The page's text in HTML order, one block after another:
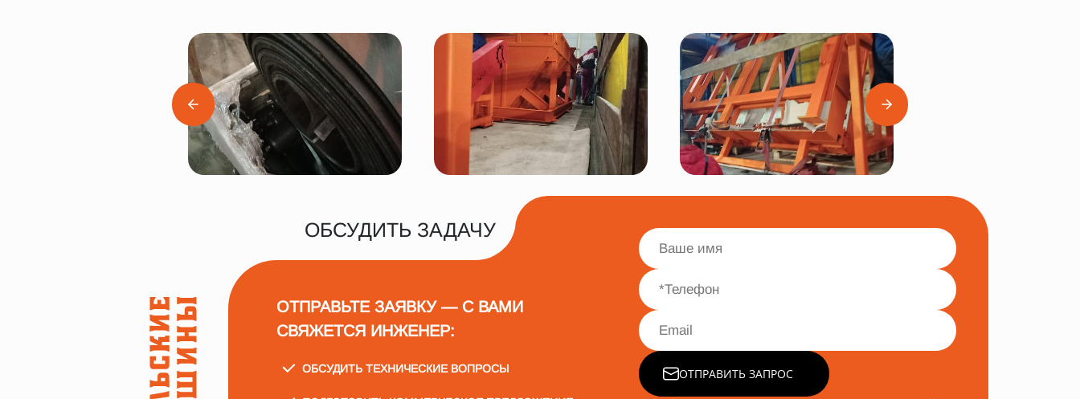
ОБСУДИТЬ ЗАДАЧУ
ОТПРАВЬТЕ ЗАЯВКУ — С ВАМИ
СВЯЖЕТСЯ ИНЖЕНЕР:
ОБСУДИТЬ ТЕХНИЧЕСКИЕ ВОПРОСЫ ОТПРАВИТЬ ЗАПРОС